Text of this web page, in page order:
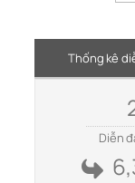
Thống kê
Diễn